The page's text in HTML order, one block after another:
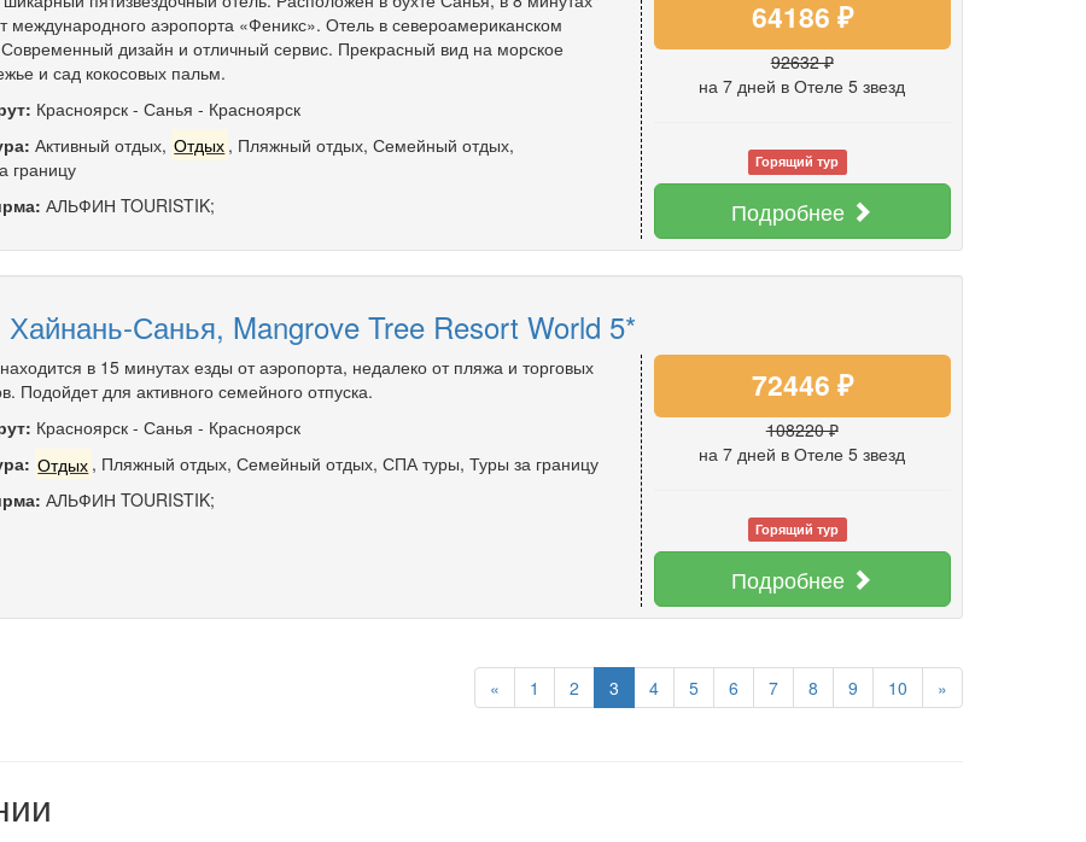
международного аэропорта «Феникс». Отель в североамериканском
дизайн и отличный сервис. Прекрасный вид на морское
и сад кокосовых пальм.
Красноярск- Санья - Красноярск
Активный отдых, Отдых , Пляжный отдых,Семейный отдых,
границу
АЛЬФИН TOURISTIK;
64186 ₽
92632 ₽
на 7 дней в Отеле 5 звезд
Горящий тур
Подробнее
Хайнань-Санья, Mangrove Tree Resort World 5*
в 15 минутах езды от аэропорта, недалеко от пляжа и торговых
Подойдет для активного семейного отпуска.
Красноярск- Санья - Красноярск
Отдых , Пляжный отдых,Семейный отдых,СПА туры,Туры за границу
АЛЬФИН TOURISTIK;
72446 ₽
108220 ₽
на 7 дней в Отеле 5 звезд
Горящий тур
Подробнее
« 1 2 3 4 5 6 7 8 9 10 »